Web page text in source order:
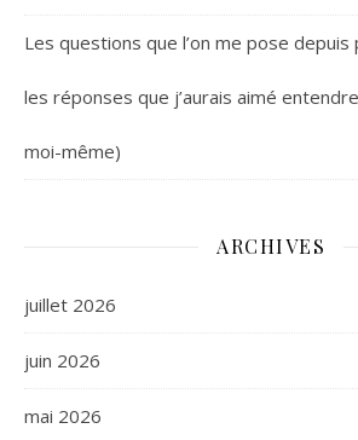
Les questions que l’on me pose
les réponses que j’aurais aimé
moi-même)
ARCHIVES
juillet 2026
juin 2026
mai 2026